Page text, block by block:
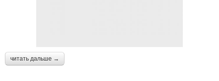
читать дальше →